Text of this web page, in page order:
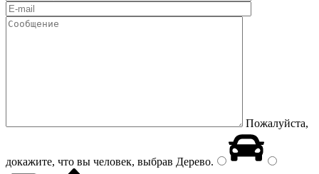
Пожалуйста,
докажите, что вы человек, выбрав Дерево.